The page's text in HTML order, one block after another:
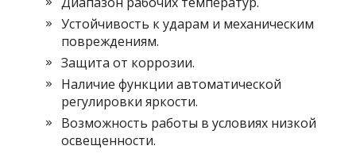
Устойчивость к ударам и механическим
повреждениям.
Защита от коррозии.
Наличие функции автоматической
регулировки яркости.
Возможность работы в условиях низкой
освещенности.